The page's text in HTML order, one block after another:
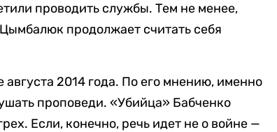
проводить службы. Тем не менее,
продолжает считать себя
2014 года. По его мнению, именно
проповеди. «Убийца» Бабченко
Если, конечно, речь идет не о войне —